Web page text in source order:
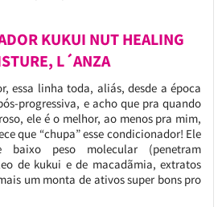
KUKUI NUT HEALING
L´ANZA
essa linha toda, aliás, desde a época
progressiva, e acho que pra quando
ele é o melhor, ao menos pra mim,
que “chupa” esse condicionador! Ele
baixo peso molecular (penetram
de kukui e de macadãmia, extratos
um monta de ativos super bons pro